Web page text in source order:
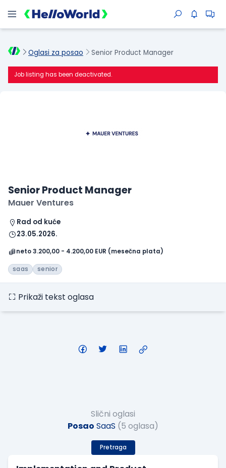
Oglasi za posao Senior Product Manager
Job listing has been deactivated.
Senior Product Manager
Mauer Ventures
Rad od kuće
23.05.2026.
neto 3.200,00 - 4.200,00 EUR (mesečna plata)
saas senior
Prikaži tekst oglasa
Slični oglasi
Posao SaaS (5 oglasa)
Pretraga